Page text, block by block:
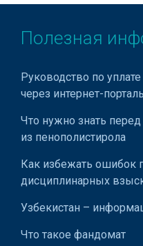
Полезная
Руководство по
через интернет-
Что нужно знать
из пенополистирола
Как избежать ошибок
дисциплинарных
Узбекистан –
Что такое фандомат